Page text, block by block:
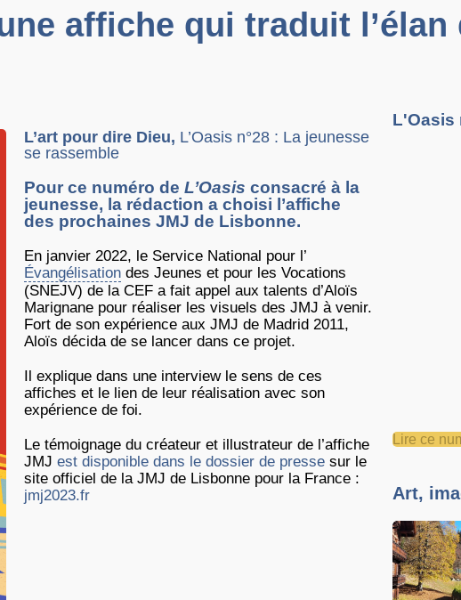
affiche qui traduit l’élan
L’art pour dire Dieu, L’Oasis n°28 : La jeunesse
se rassemble
Pour ce numéro de L’Oasis consacré à la
jeunesse, la rédaction a choisi l’affiche
des prochaines JMJ de Lisbonne.
En janvier 2022, le Service National pour l’
Évangélisationdes Jeunes et pour les Vocations
(SNEJV) de la CEF a fait appel aux talents d’Aloïs
Marignane pour réaliser les visuels des JMJ à venir.
Fort de son expérience aux JMJ de Madrid 2011,
Aloïs décida de se lancer dans ce projet.
Il explique dans une interview le sens de ces
affiches et le lien de leur réalisation avec son
expérience de foi.
Le témoignage du créateur et illustrateur de l’affiche
JMJ est disponible dans le dossier de pressesur le
site officiel de la JMJ de Lisbonne pour la France :
jmj2023.fr
L'Oasis
Lire ce
Art,